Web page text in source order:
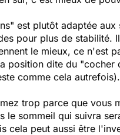
est plutôt adaptée aux
pour plus de stabilité.
le mieux, ce n'est
position dite du "cocher
comme cela
trop parce que vous
sommeil qui suivra
cela peut aussi être